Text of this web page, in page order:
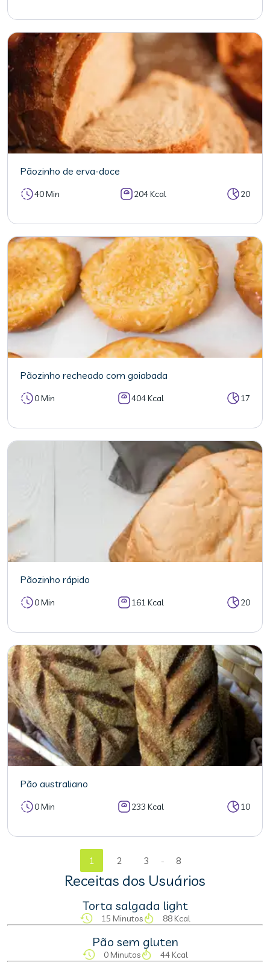
Pãozinho de erva-doce
40 Min 204 Kcal 20
Pãozinho recheado com goiabada
0 Min 404 Kcal 17
Pãozinho rápido
0 Min 161 Kcal 20
Pão australiano
0 Min 233 Kcal 10
1 2 3 ... 8
Receitas dos Usuários
Torta salgada light
15 Minutos 88 Kcal
Pão sem gluten
0 Minutos 44 Kcal